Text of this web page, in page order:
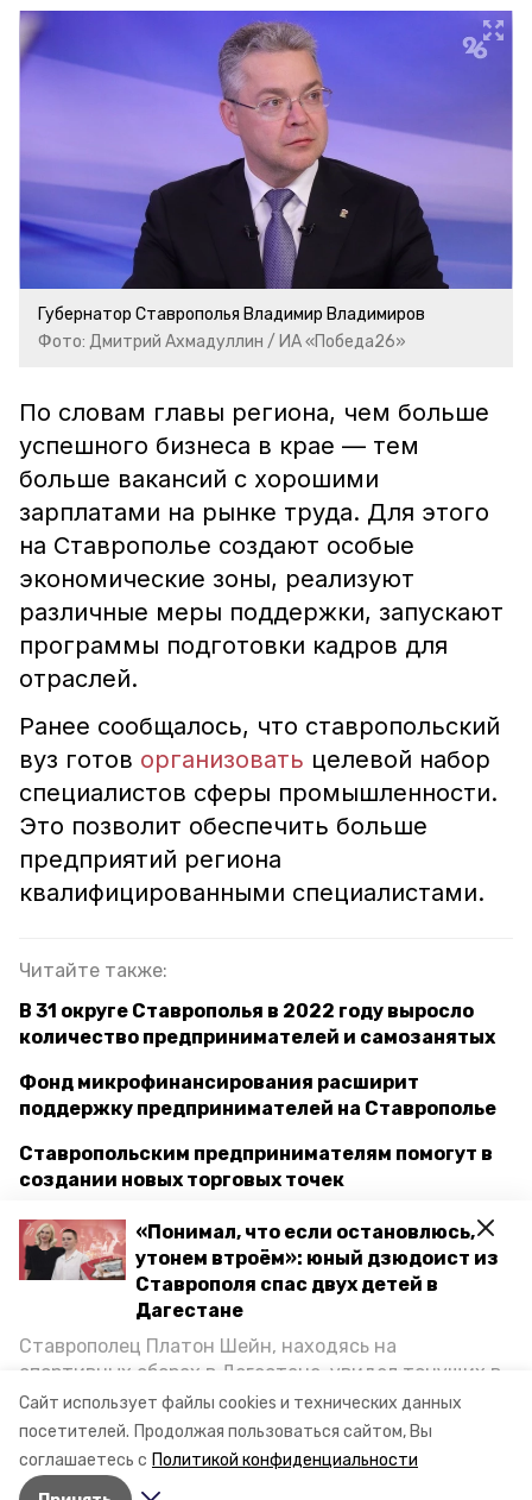
Сайт использует файлы cookies и технических данных
посетителей. Продолжая пользоваться сайтом, Вы
соглашаетесь с Политикой конфиденциальности
«Понимал, что если остановлюсь,
утонем втроём»: юный дзюдоист из
Ставрополя спас двух детей в
Дагестане
Ставрополец Платон Шейн, находясь на
спортивных сборах в Дегестане, увидел тонущих в
Каспийском море детей и бросился на помощь. По
возвращении домой, отважного мальчика
пригласили в министерство образования края и
наградили. Корреспондент «Победы26» пообщался
Губернатор Ставрополья Владимир Владимиров
Фото: Дмитрий Ахмадуллин / ИА «Победа26»
По словам главы региона, чем больше
успешного бизнеса в крае — тем
больше вакансий с хорошими
зарплатами на рынке труда. Для этого
на Ставрополье создают особые
экономические зоны, реализуют
различные меры поддержки, запускают
программы подготовки кадров для
отраслей.
Ранее сообщалось, что ставропольский
вуз готов организовать целевой набор
специалистов сферы промышленности.
Это позволит обеспечить больше
предприятий региона
квалифицированными специалистами.
Читайте также:
В 31 округе Ставрополья в 2022 году выросло
количество предпринимателей и самозанятых
Фонд микрофинансирования расширит
поддержку предпринимателей на Ставрополье
Ставропольским предпринимателям помогут в
создании новых торговых точек
ставропольский край владимир владимиров
поддержка предпринимательства
рост заработной платы минэк ск
денис полюбин
Авторы: Анастасия Колмыкова